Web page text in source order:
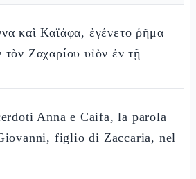
καὶ Καϊάφα, ἐγένετο ῥῆμα
Ζαχαρίου υἱὸν ἐν τῇ
Anna e Caifa, la parola
figlio di Zaccaria, nel